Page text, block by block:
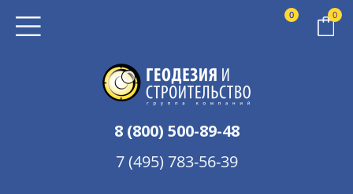
8 (800) 500-89-48
7 (495) 783-56-39
0 0